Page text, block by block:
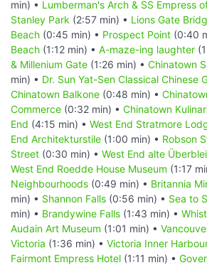
min) • Lumberman's Arch & SS Empress
Stanley Park (2:57 min) • Lions Gate
Beach (0:45 min) • Prospect Point (0:40
Beach (1:12 min) • A-maze-ing laughter
& Millenium Gate (1:26 min) • Chinatown
min) • Dr. Sun Yat-Sen Classical Chinese
Chinatown Balkone (0:48 min) •
Commerce (0:32 min) • Chinatown
End (4:15 min) • West End Stratmore
End Architekturstile (1:00 min) • Robson
Street (0:30 min) • West End alte
West End Roedde House Museum (1:17
Neighbourhoods (0:49 min) • Britannia
min) • Shannon Falls (0:56 min) • Sea to
min) • Brandywine Falls (1:43 min) •
Audain Art Museum (1:01 min) •
Victoria (1:36 min) • Victoria Inner
Fairmont Empress Hotel (1:11 min) •